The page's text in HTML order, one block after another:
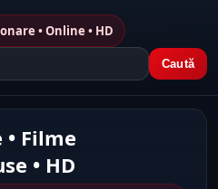
• Online • HD
Caută
Filme
• HD